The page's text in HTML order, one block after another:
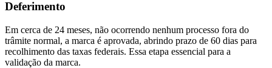
Deferimento
Em cerca de 24 meses, não ocorrendo nenhum processo fora do
trâmite normal, a marca é aprovada, abrindo prazo de 60 dias para
recolhimento das taxas federais. Essa etapa essencial para a
validação da marca.